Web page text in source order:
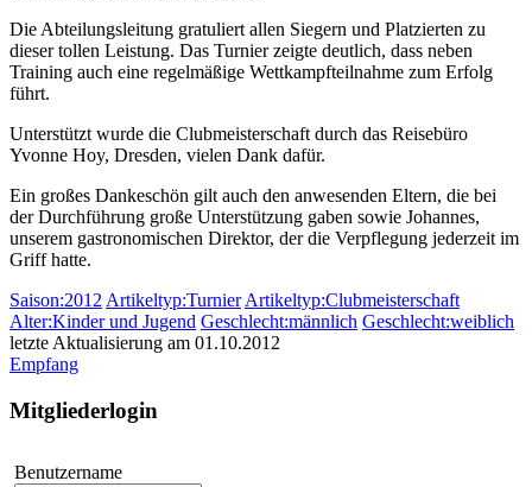
Die Abteilungsleitung gratuliert allen Siegern und Platzierten zu
dieser tollen Leistung. Das Turnier zeigte deutlich, dass neben
Training auch eine regelmäßige Wettkampfteilnahme zum Erfolg
führt.
Unterstützt wurde die Clubmeisterschaft durch das Reisebüro
Yvonne Hoy, Dresden, vielen Dank dafür.
Ein großes Dankeschön gilt auch den anwesenden Eltern, die bei
der Durchführung große Unterstützung gaben sowie Johannes,
unserem gastronomischen Direktor, der die Verpflegung jederzeit im
Griff hatte.
Saison:2012 Artikeltyp:Turnier Artikeltyp:Clubmeisterschaft
Alter:Kinder und Jugend Geschlecht:männlich Geschlecht:weiblich
letzte Aktualisierung am 01.10.2012
Empfang
Mitgliederlogin
Benutzername